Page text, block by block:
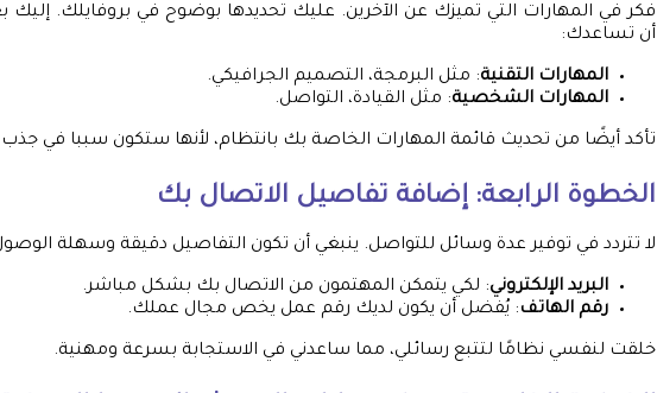
فكر في المهارات التي تميزك عن الآخرين. عليك تحديدها بوضوح في بروفايلك.
أن تساعدك:
المهارات التقنية: مثل البرمجة، التصميم الجرافيكي.
المهارات الشخصية: مثل القيادة، التواصل.
تأكد أيضًا من تحديث قائمة المهارات الخاصة بك بانتظام، لأنها ستكون سببا في
الخطوة الرابعة: إضافة تفاصيل الاتصال بك
لا تتردد في توفير عدة وسائل للتواصل. ينبغي أن تكون التفاصيل دقيقة وسهلة
البريد الإلكتروني: لكي يتمكن المهتمون من الاتصال بك بشكل مباشر.
رقم الهاتف: يُفضل أن يكون لديك رقم عمل يخص مجال عملك.
خلقت لنفسي نظامًا لتتبع رسائلي، مما ساعدني في الاستجابة بسرعة ومهنية.